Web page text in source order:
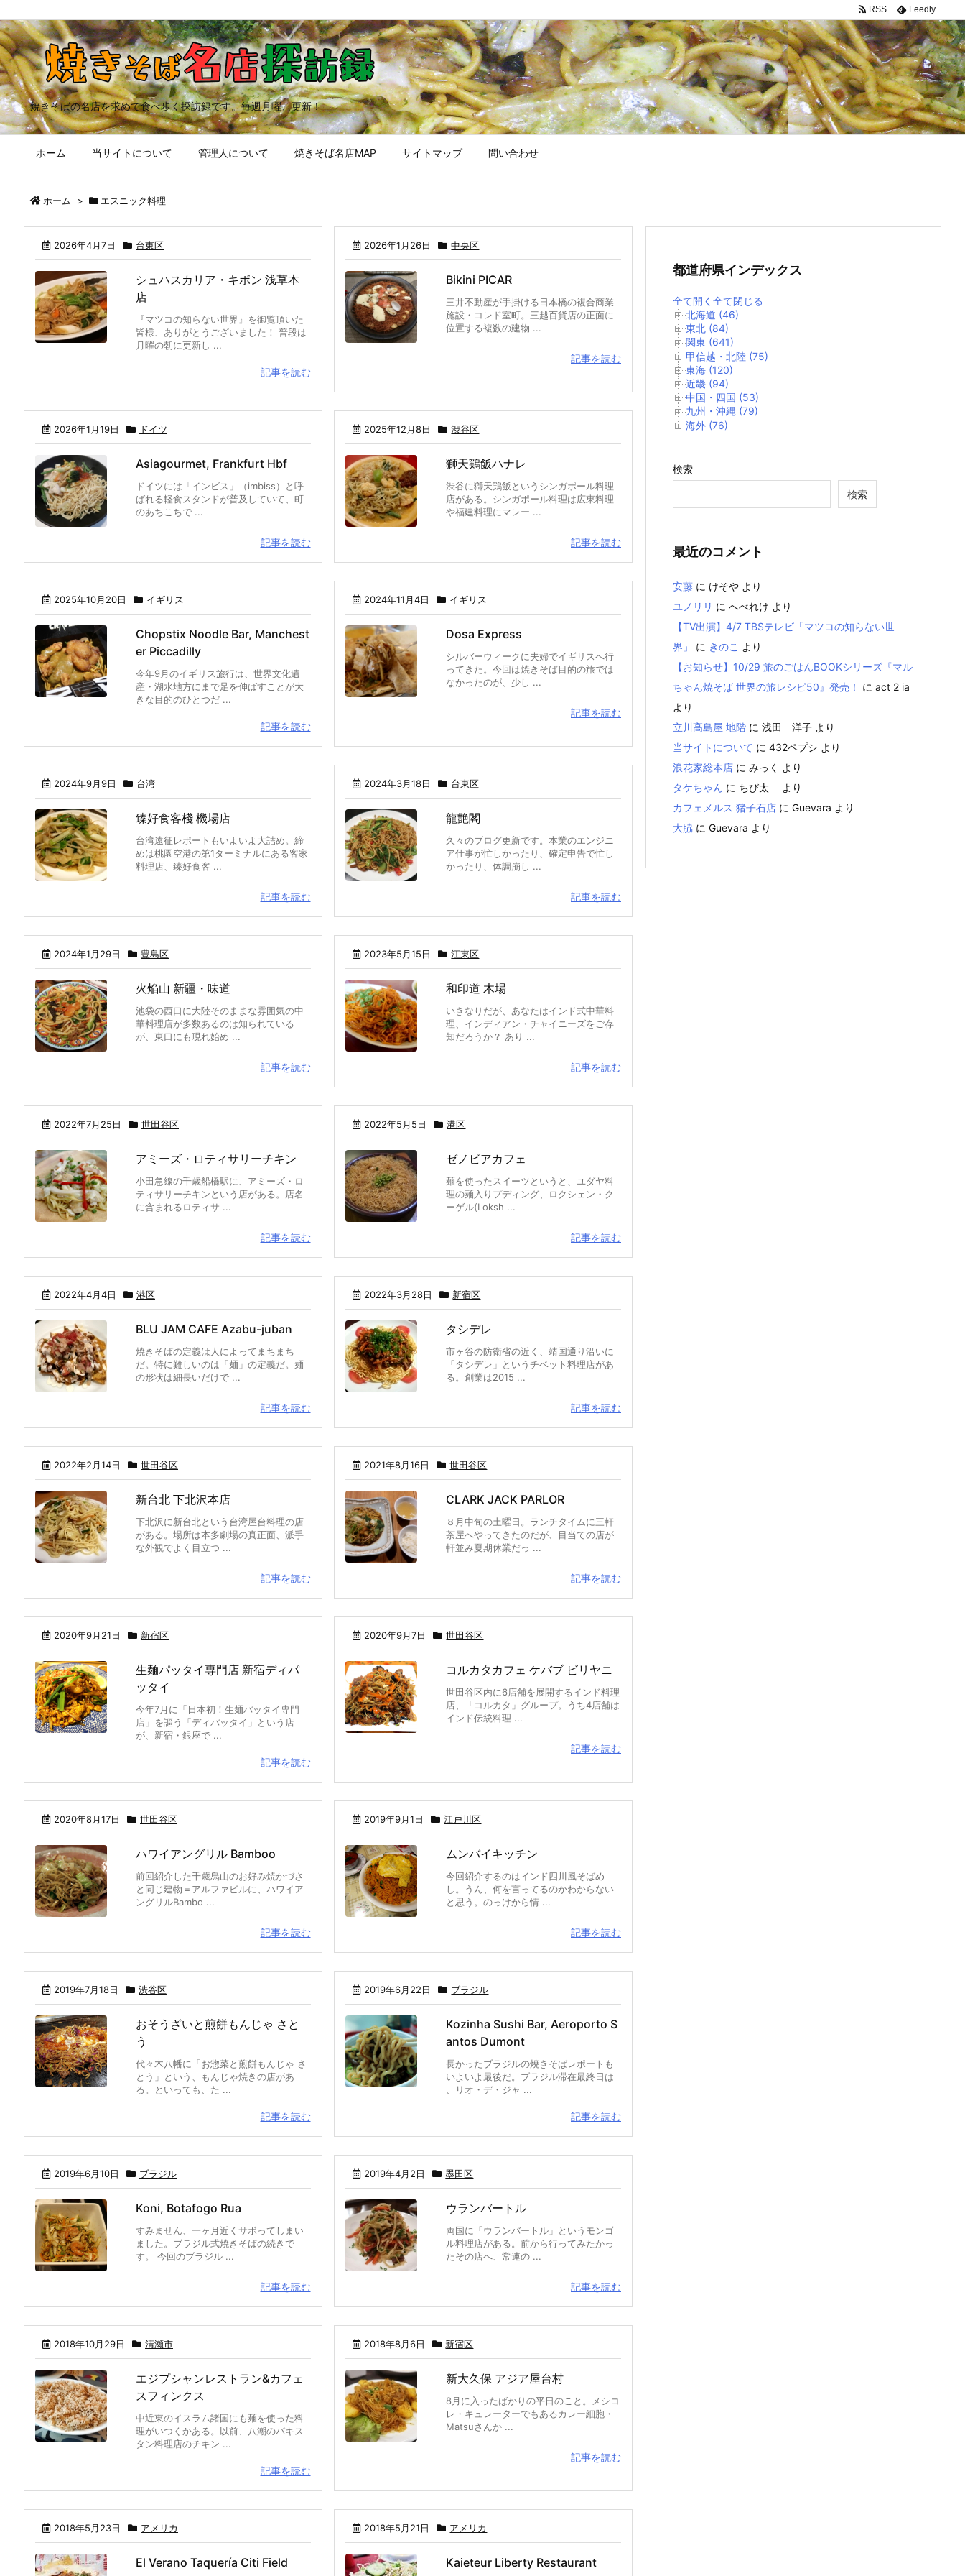
焼きそばの名店を求めて食べ歩く探訪録です。毎週月曜、更新！
ホーム 当サイトについて 管理人について 焼きそば名店MAP サイトマップ 問い合わせ
RSS Feedly
ホーム > エスニック料理
2026年4月7日 台東区
シュハスカリア・キボン 浅草本
店
『マツコの知らない世界』を御覧頂いた
皆様、ありがとうございました！ 普段は
月曜の朝に更新し ...
記事を読む
2026年1月26日 中央区
Bikini PICAR
三井不動産が手掛ける日本橋の複合商業
施設・コレド室町。三越百貨店の正面に
位置する複数の建物 ...
記事を読む
2026年1月19日 ドイツ
Asiagourmet, Frankfurt Hbf
ドイツには「インビス」（imbiss）と呼
ばれる軽食スタンドが普及していて、町
のあちこちで ...
記事を読む
2025年12月8日 渋谷区
獅天鶏飯ハナレ
渋谷に獅天鶏飯というシンガポール料理
店がある。シンガポール料理は広東料理
や福建料理にマレー ...
記事を読む
2025年10月20日 イギリス
Chopstix Noodle Bar, Manchest
er Piccadilly
今年9月のイギリス旅行は、世界文化遺
産・湖水地方にまで足を伸ばすことが大
きな目的のひとつだ ...
記事を読む
2024年11月4日 イギリス
Dosa Express
シルバーウィークに夫婦でイギリスへ行
ってきた。今回は焼きそば目的の旅では
なかったのが、少し ...
記事を読む
2024年9月9日 台湾
臻好食客棧 機場店
台湾遠征レポートもいよいよ大詰め。締
めは桃園空港の第1ターミナルにある客家
料理店、臻好食客 ...
記事を読む
2024年3月18日 台東区
龍艶閣
久々のブログ更新です。本業のエンジニ
ア仕事が忙しかったり、確定申告で忙し
かったり、体調崩し ...
記事を読む
2024年1月29日 豊島区
火焔山 新疆・味道
池袋の西口に大陸そのままな雰囲気の中
華料理店が多数あるのは知られている
が、東口にも現れ始め ...
記事を読む
2023年5月15日 江東区
和印道 木場
いきなりだが、あなたはインド式中華料
理、インディアン・チャイニーズをご存
知だろうか？ あり ...
記事を読む
2022年7月25日 世田谷区
アミーズ・ロティサリーチキン
小田急線の千歳船橋駅に、アミーズ・ロ
ティサリーチキンという店がある。店名
に含まれるロティサ ...
記事を読む
2022年5月5日 港区
ゼノビアカフェ
麺を使ったスイーツというと、ユダヤ料
理の麺入りプディング、ロクシェン・ク
ーゲル(Loksh ...
記事を読む
2022年4月4日 港区
BLU JAM CAFE Azabu-juban
焼きそばの定義は人によってまちまち
だ。特に難しいのは「麺」の定義だ。麺
の形状は細長いだけで ...
記事を読む
2022年3月28日 新宿区
タシデレ
市ヶ谷の防衛省の近く、靖国通り沿いに
「タシデレ」というチベット料理店があ
る。創業は2015 ...
記事を読む
2022年2月14日 世田谷区
新台北 下北沢本店
下北沢に新台北という台湾屋台料理の店
がある。場所は本多劇場の真正面、派手
な外観でよく目立つ ...
記事を読む
2021年8月16日 世田谷区
CLARK JACK PARLOR
８月中旬の土曜日。ランチタイムに三軒
茶屋へやってきたのだが、目当ての店が
軒並み夏期休業だっ ...
記事を読む
2020年9月21日 新宿区
生麺パッタイ専門店 新宿ディパ
ッタイ
今年7月に「日本初！生麺パッタイ専門
店」を謳う「ディパッタイ」という店
が、新宿・銀座で ...
記事を読む
2020年9月7日 世田谷区
コルカタカフェ ケバブ ビリヤニ
世田谷区内に6店舗を展開するインド料理
店、「コルカタ」グループ。うち4店舗は
インド伝統料理 ...
記事を読む
2020年8月17日 世田谷区
ハワイアングリル Bamboo
前回紹介した千歳烏山のお好み焼かづさ
と同じ建物＝アルファビルに、ハワイア
ングリルBambo ...
記事を読む
2019年9月1日 江戸川区
ムンバイキッチン
今回紹介するのはインド四川風そばめ
し。うん、何を言ってるのかわからない
と思う。のっけから情 ...
記事を読む
2019年7月18日 渋谷区
おそうざいと煎餅もんじゃ さと
う
代々木八幡に「お惣菜と煎餅もんじゃ さ
とう」という、もんじゃ焼きの店があ
る。といっても、た ...
記事を読む
2019年6月22日 ブラジル
Kozinha Sushi Bar, Aeroporto S
antos Dumont
長かったブラジルの焼きそばレポートも
いよいよ最後だ。ブラジル滞在最終日は
、リオ・デ・ジャ ...
記事を読む
2019年6月10日 ブラジル
Koni, Botafogo Rua
すみません、一ヶ月近くサボってしまい
ました。ブラジル式焼きそばの続きで
す。 今回のブラジル ...
記事を読む
2019年4月2日 墨田区
ウランバートル
両国に「ウランバートル」というモンゴ
ル料理店がある。前から行ってみたかっ
たその店へ、常連の ...
記事を読む
2018年10月29日 清瀬市
エジプシャンレストラン&カフェ
スフィンクス
中近東のイスラム諸国にも麺を使った料
理がいつくかある。以前、八潮のパキス
タン料理店のチキン ...
記事を読む
2018年8月6日 新宿区
新大久保 アジア屋台村
8月に入ったばかりの平日のこと。メシコ
レ・キュレーターでもあるカレー細胞・
Matsuさんか ...
記事を読む
2018年5月23日 アメリカ
El Verano Taquería Citi Field
2018年5月21日 アメリカ
Kaieteur Liberty Restaurant
都道府県インデックス
全て開く 全て閉じる
北海道 (46)
東北 (84)
関東 (641)
甲信越・北陸 (75)
東海 (120)
近畿 (94)
中国・四国 (53)
九州・沖縄 (79)
海外 (76)
検索
検索
最近のコメント
安藤 に けそや より
ユノリリ に へべれけ より
【TV出演】4/7 TBSテレビ「マツコの知らない世
界」
に きのこ より
【お知らせ】10/29 旅のごはんBOOKシリーズ『マル
ちゃん焼そば 世界の旅レシピ50』発売！
に act 2 ia
より
立川高島屋 地階 に 浅田 洋子 より
当サイトについて に 432ペプシ より
浪花家総本店 に みっく
より
タケちゃん に ちび太
より
カフェメルス 猪子石店 に Guevara より
大脇 に Guevara より